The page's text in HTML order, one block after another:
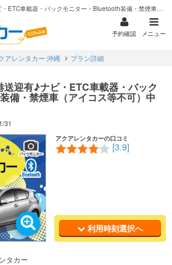
【30歳以上限定】空港送迎有♪ナビ・ETC車載器・バックモニター・Bluetooth装備・禁煙車（アイコス等不可）中古・格安レンタカー！
予約確認 メニュー
アレンタカー 沖縄 プラン詳細
送迎有♪ナビ・ETC車載器・バック
備・禁煙車（アイコス等不可）中
31
アクアレンタカーの口コミ
[3.9]
利用時刻選択へ
タカー